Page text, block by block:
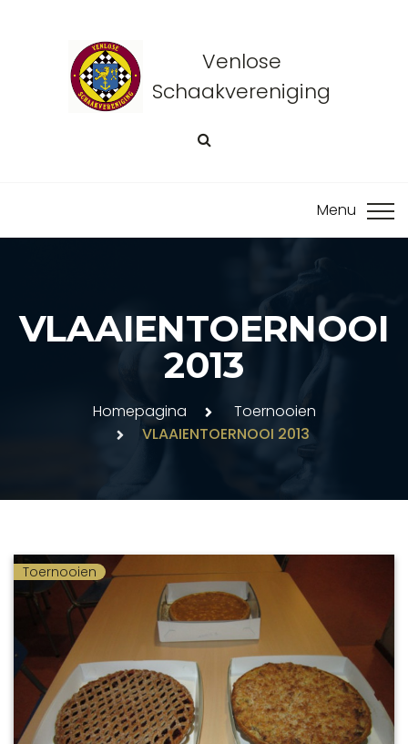
Venlose
Schaakvereniging
VLAAIENTOERNOOI
2013
Homepagina
Toernooien
VLAAIENTOERNOOI 2013
Toernooien